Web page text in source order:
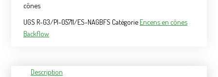
cônes
UGS R-G3/PI-05711/ES-NAGBFS Catégorie Encens en cônes
Backflow
Description